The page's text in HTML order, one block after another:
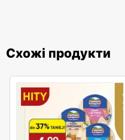
Схожі продукти